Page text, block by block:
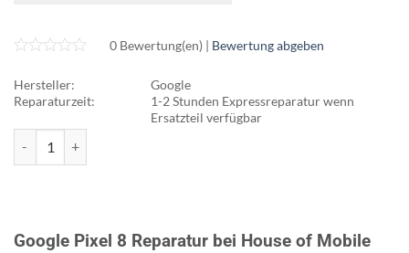
0 Bewertung(en) | Bewertung abgeben
Hersteller:
Google
Reparaturzeit:
1-2 Stunden Expressreparatur wenn
Ersatzteil verfügbar
Google Pixel 8 Reparatur bei House of Mobile